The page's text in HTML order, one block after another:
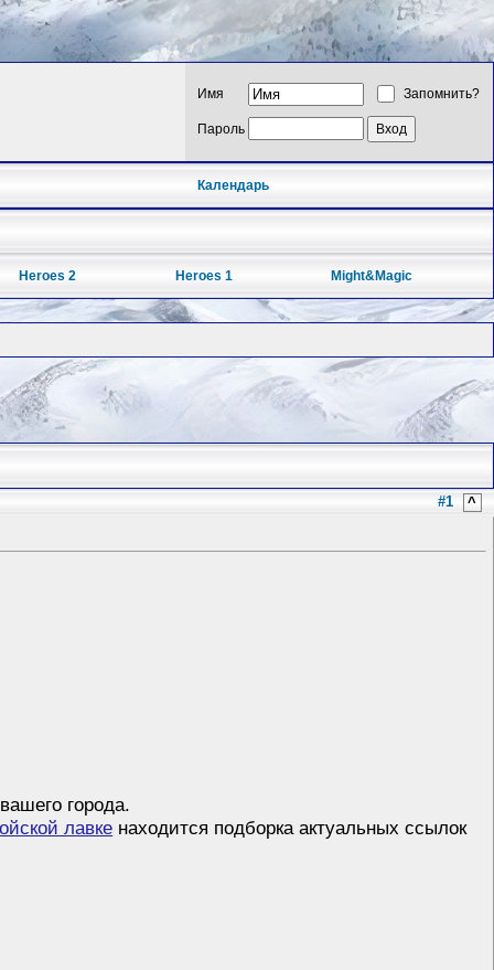
Имя Запомнить?
Пароль
Календарь
Heroes 2 Heroes 1 Might&Magic
#1 ^
города.
лавке находится подборка актуальных ссылок